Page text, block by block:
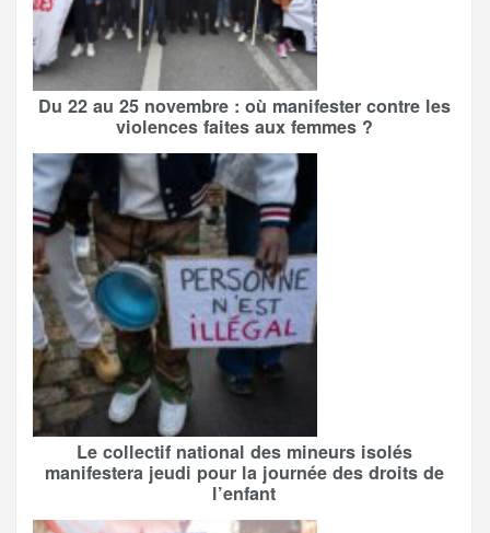
Du 22 au 25 novembre : où manifester contre les
violences faites aux femmes ?
Le collectif national des mineurs isolés
manifestera jeudi pour la journée des droits de
l’enfant